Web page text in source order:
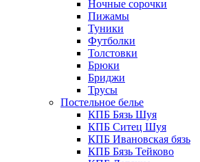
Ночные сорочки
Пижамы
Туники
Футболки
Толстовки
Брюки
Бриджи
Трусы
Постельное белье
КПБ Бязь Шуя
КПБ Ситец Шуя
КПБ Ивановская бязь
КПБ Бязь Тейково